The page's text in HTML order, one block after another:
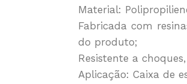
Material:
Fabricada com
do produto;
Resistente a
Aplicação: Caixa de